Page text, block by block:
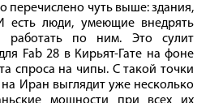
перечислено чуть выше: здания,
есть люди, умеющие внедрять
работать по ним. Это сулит
Fab 28 в Кирьят-Гате на фоне
спроса на чипы. С такой точки
Иран выглядит уже несколько
мощности при всех их